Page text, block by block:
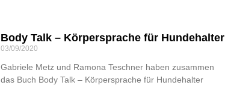
Body Talk – Körpersprache für Hundehalter
03/09/2020
Gabriele Metz und Ramona Teschner haben zusammen
das Buch Body Talk – Körpersprache für Hundehalter